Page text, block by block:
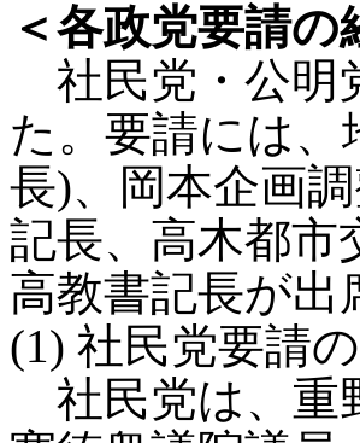
＜各政党要請の
社民党・公明
た。要請には、
長)、岡本企画
記長、高木都市
高教書記長が出
(1) 社民党要請
社民党は、重